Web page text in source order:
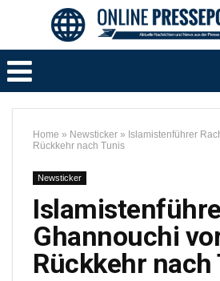
Home » Newsticker » Islamistenführer
Rückkehr nach Tunis
Newsticker
Ghannouchi
Rückkehr nach